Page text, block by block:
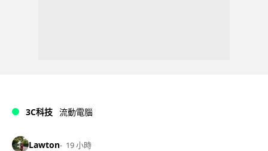
3C科技 流動電腦
Lawton 19 小時